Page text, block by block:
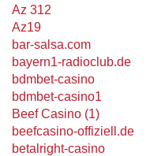
Az 312
Az19
bar-salsa.com
bayern1-radioclub.de
bdmbet-casino
bdmbet-casino1
Beef Casino (1)
beefcasino-offiziell.de
betalright-casino